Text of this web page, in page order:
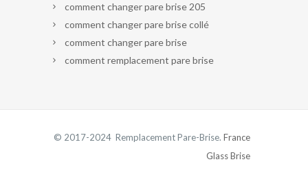
comment changer pare brise 205
comment changer pare brise collé
comment changer pare brise
comment remplacement pare brise
© 2017-2024 Remplacement Pare-Brise. France
Glass Brise